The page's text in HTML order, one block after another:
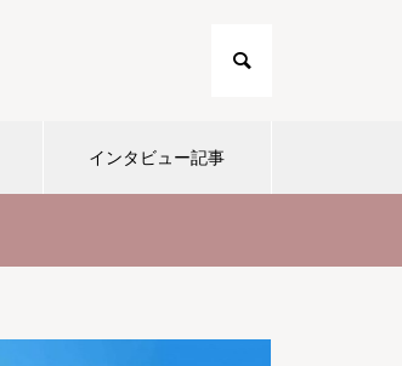
インタビュー記事